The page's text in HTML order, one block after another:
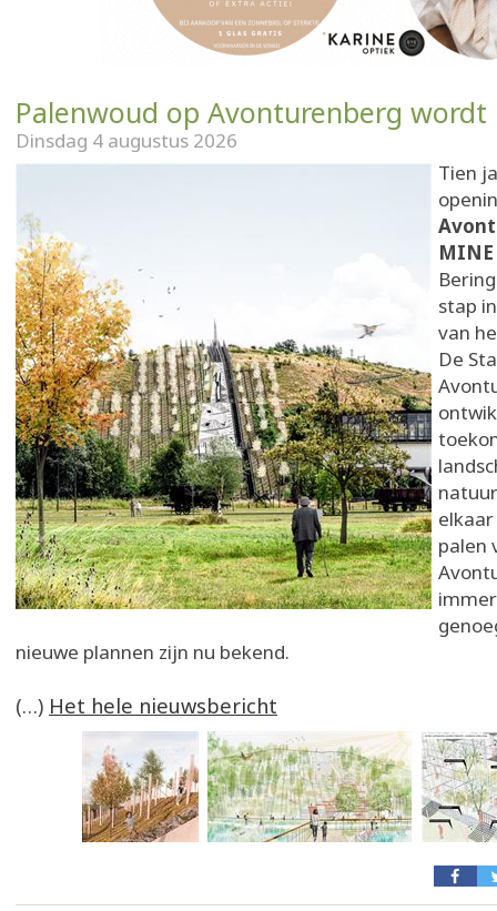
Palenwoud op Avonturenberg wordt
Dinsdag 4 augustus 2026
Tien
MINE
stap
van
De
palen
nieuwe plannen zijn nu bekend.
(…) Het hele nieuwsbericht